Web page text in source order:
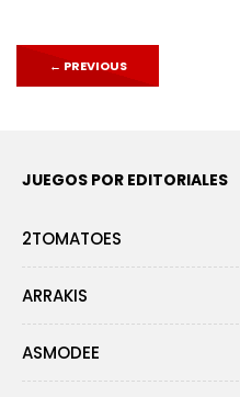
← PREVIOUS
JUEGOS POR EDITORIALES
2TOMATOES
ARRAKIS
ASMODEE